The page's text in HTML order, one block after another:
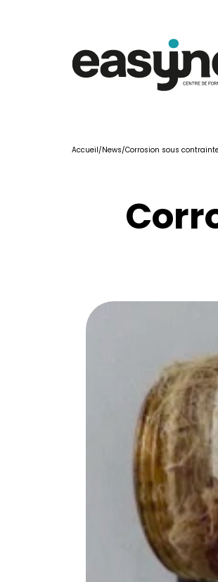
Accueil/News/Corrosion sous